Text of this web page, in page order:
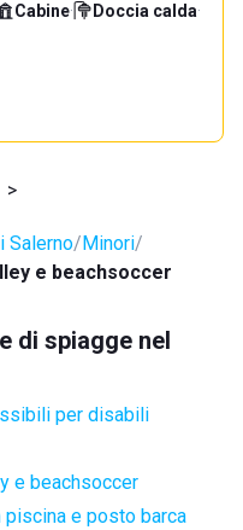
Cabine· Doccia calda·
>
Salerno Minori
e beachsoccer
di spiagge nel
per disabili
e beachsoccer
piscina e posto barca